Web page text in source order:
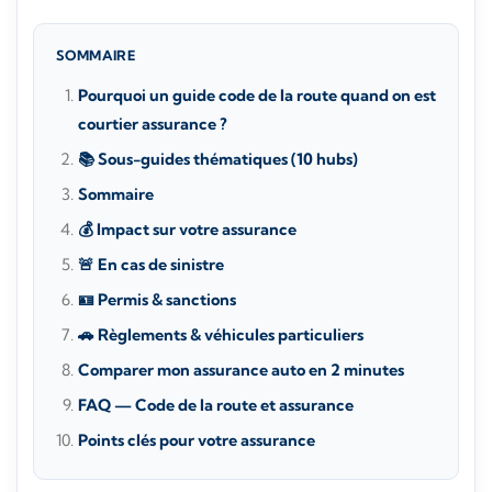
SOMMAIRE
Pourquoi un guide code de la route quand on est
courtier assurance ?
📚 Sous-guides thématiques (10 hubs)
Sommaire
💰 Impact sur votre assurance
🚨 En cas de sinistre
🪪 Permis & sanctions
🚗 Règlements & véhicules particuliers
Comparer mon assurance auto en 2 minutes
FAQ — Code de la route et assurance
Points clés pour votre assurance